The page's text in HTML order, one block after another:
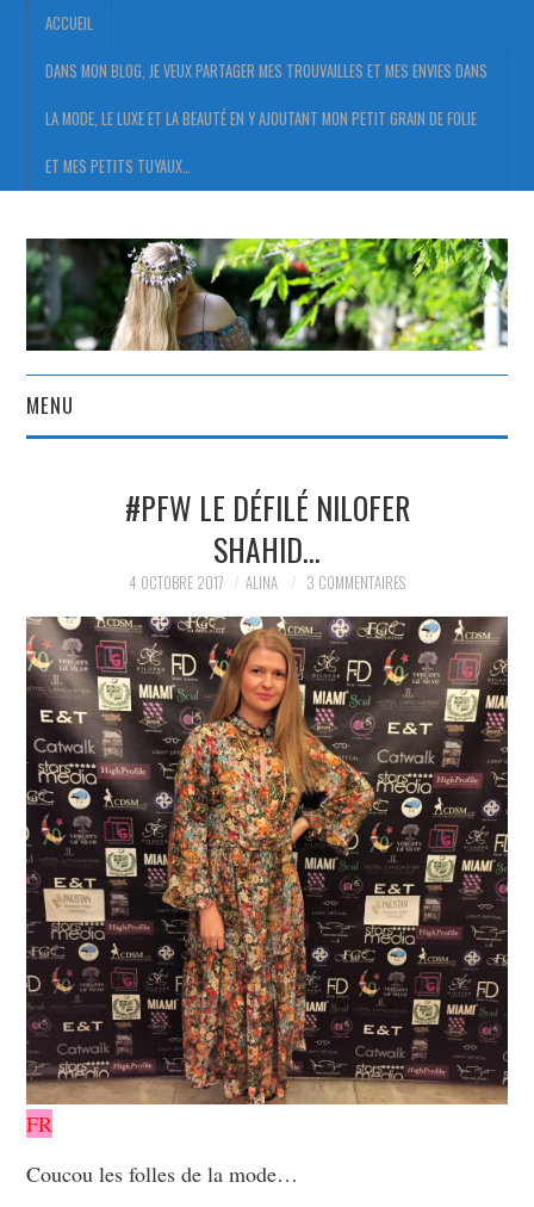
ACCUEIL
DANS MON BLOG, JE VEUX PARTAGER MES TROUVAILLES ET MES ENVIES DANS
LA MODE, LE LUXE ET LA BEAUTÉ EN Y AJOUTANT MON PETIT GRAIN DE FOLIE
ET MES PETITS TUYAUX…
MENU
DANS MON BLOG, JE VEUX
PARTAGER MES
TROUVAILLES ET MES
ENVIES DANS LA MODE, LE
LUXE ET LA BEAUTÉ EN Y
AJOUTANT MON PETIT
GRAIN DE FOLIE ET MES
PETITS TUYAUX…
#PFW LE DÉFILÉ NILOFER
SHAHID…
4 OCTOBRE 2017 ALINA 3 COMMENTAIRES
FR
Coucou les folles de la mode…